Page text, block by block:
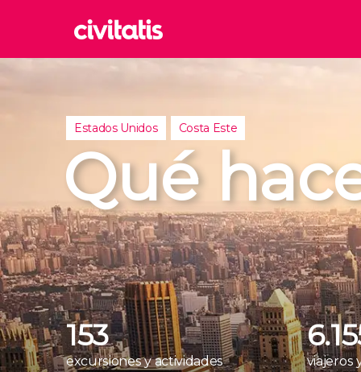
Reino
Turquía
Estados Unidos Costa Este
Qué
153
excursiones y actividades
viajeros